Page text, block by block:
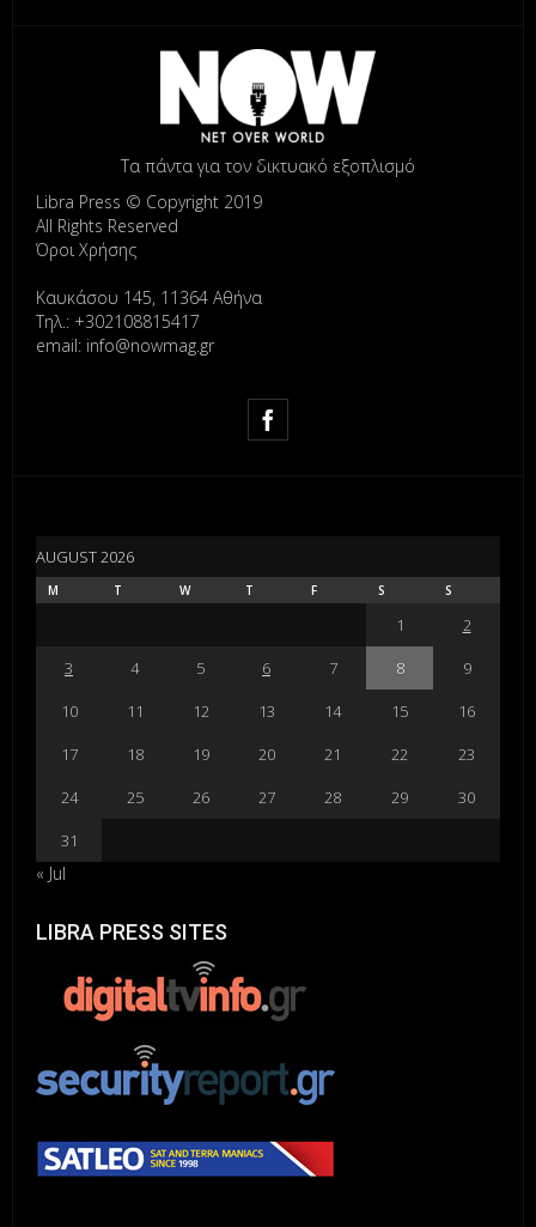
Τα πάντα για τον δικτυακό εξοπλισμό
Libra Press © Copyright 2019
All Rights Reserved
Όροι Χρήσης
Καυκάσου 145, 11364 Αθήνα
Τηλ.: +302108815417
email: info@nowmag.gr
AUGUST 2026
M T W T F S S
1
2
3
4 5 6 7 8
9
10
11 12 13 14 15
16
17
18 19 20 21 22
23
24
25 26 27 28 29
30
31
« Jul
LIBRA PRESS SITES